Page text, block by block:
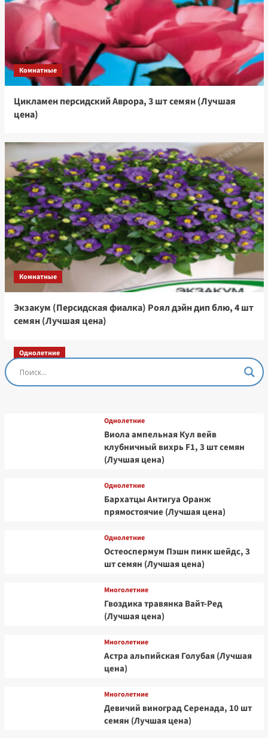
Комнатные
Цикламен персидский Аврора, 3 шт семян (Лучшая
цена)
Комнатные
Экзакум (Персидская фиалка) Роял дэйн дип блю, 4 шт
семян (Лучшая цена)
Однолетние
Остеоспермум Пэшн Роуз, 3 шт семян (Лучшая
цена)
Однолетние
Виола ампельная Кул вейв
клубничный вихрь F1, 3 шт семян
(Лучшая цена)
Однолетние
Бархатцы Антигуа Оранж
прямостоячие (Лучшая цена)
Однолетние
Остеоспермум Пэшн пинк шейдс, 3
шт семян (Лучшая цена)
Многолетние
Гвоздика травянка Вайт-Ред
(Лучшая цена)
Многолетние
Астра альпийская Голубая (Лучшая
цена)
Многолетние
Девичий виноград Серенада, 10 шт
семян (Лучшая цена)